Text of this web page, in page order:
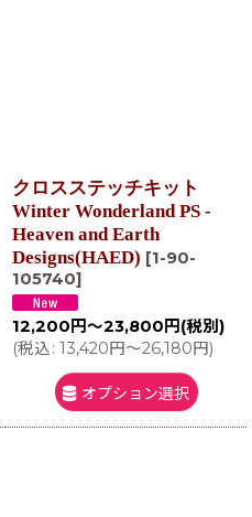
クロスステッチキット
Winter Wonderland PS -
Heaven and Earth
Designs(HAED) [1-90-
105740]
12,200 円～23,800 円 (税別)
(税込: 13,420円～26,180円)
オプション選択